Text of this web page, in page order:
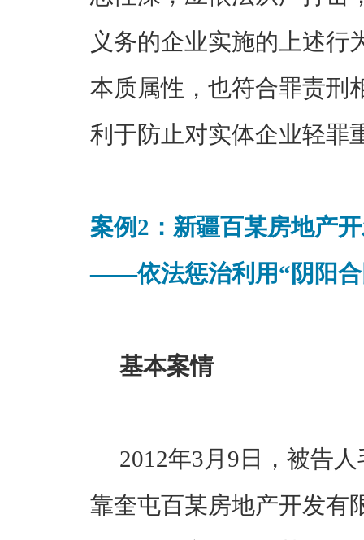
义务的企业实施的上述行
本质属性，也符合罪责刑
利于防止对实体企业轻罪
案例2：新疆百某房地产
——依法惩治利用“阴阳合
基本案情
2012年3月9日，被告
靠奎屯百某房地产开发有